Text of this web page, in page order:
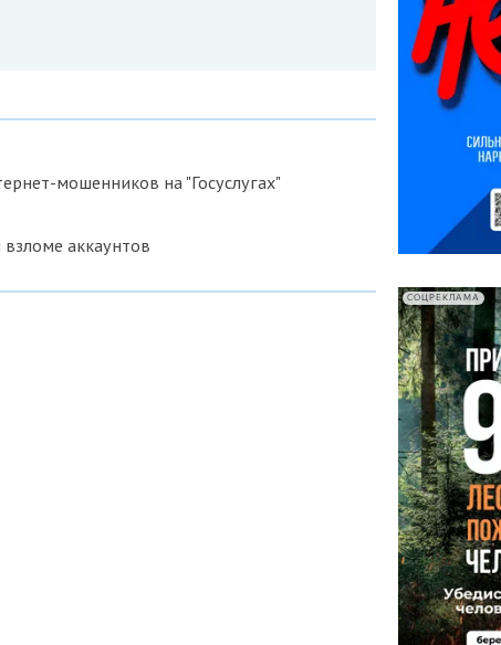
мошенников на "Госуслугах"
аккаунтов
СОЦРЕКЛАМА